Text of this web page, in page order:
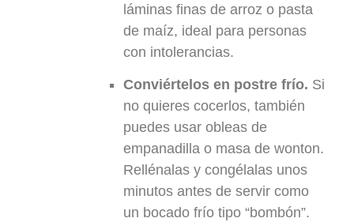
láminas finas de arroz o pasta
de maíz, ideal para personas
con intolerancias.
Conviértelos en postre frío. Si
no quieres cocerlos, también
puedes usar obleas de
empanadilla o masa de wonton.
Rellénalas y congélalas unos
minutos antes de servir como
un bocado frío tipo “bombón”.